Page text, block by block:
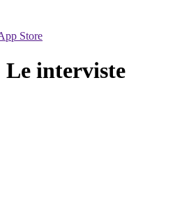
Store
interviste